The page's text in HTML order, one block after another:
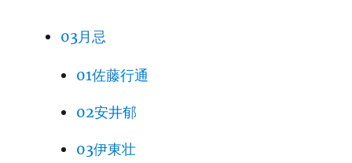
03月忌
01佐藤行通
02安井郁
03伊東壮